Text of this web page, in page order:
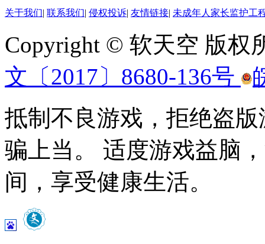
关于我们| 联系我们| 侵权投诉| 友情链接| 未成年人家长监护工
Copyright © 软天空 版权
文〔2017〕8680-136号
抵制不良游戏，拒绝盗
骗上当。 适度游戏益脑
间，享受健康生活。